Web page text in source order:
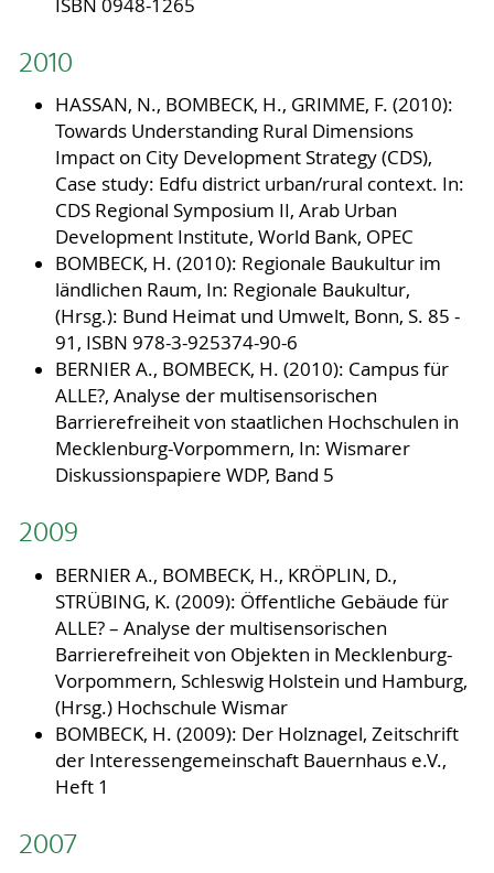
ISBN 0948-1265
2010
HASSAN, N., BOMBECK, H., GRIMME, F. (2010):
Towards Understanding Rural Dimensions
Impact on City Development Strategy (CDS),
Case study: Edfu district urban/rural context. In:
CDS Regional Symposium II, Arab Urban
Development Institute, World Bank, OPEC
BOMBECK, H. (2010): Regionale Baukultur im
ländlichen Raum, In: Regionale Baukultur,
(Hrsg.): Bund Heimat und Umwelt, Bonn, S. 85 -
91, ISBN 978-3-925374-90-6
BERNIER A., BOMBECK, H. (2010): Campus für
ALLE?, Analyse der multisensorischen
Barrierefreiheit von staatlichen Hochschulen in
Mecklenburg-Vorpommern, In: Wismarer
Diskussionspapiere WDP, Band 5
2009
BERNIER A., BOMBECK, H., KRÖPLIN, D.,
STRÜBING, K. (2009): Öffentliche Gebäude für
ALLE? – Analyse der multisensorischen
Barrierefreiheit von Objekten in Mecklenburg-
Vorpommern, Schleswig Holstein und Hamburg,
(Hrsg.) Hochschule Wismar
BOMBECK, H. (2009): Der Holznagel, Zeitschrift
der Interessengemeinschaft Bauernhaus e.V.,
Heft 1
2007